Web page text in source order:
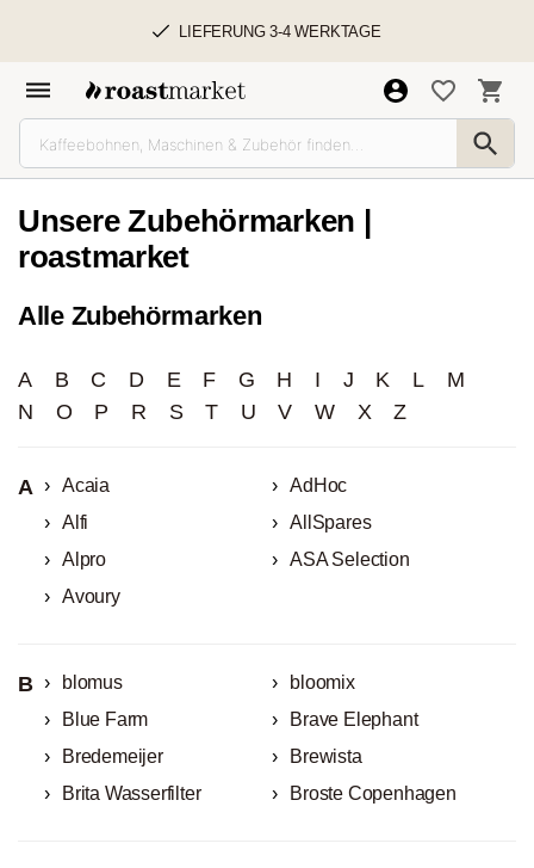
LIEFERUNG 3-4 WERKTAGE
Unsere Zubehörmarken |
roastmarket
Alle Zubehörmarken
A B C D E F G H I J K L
M
N
O P R S T U V W X Z
A Acaia
AdHoc
Alfi
AllSpares
Alpro
ASA Selection
Avoury
B blomus
bloomix
Blue Farm
Brave Elephant
Bredemeijer
Brewista
Brita Wasserfilter
Broste Copenhagen